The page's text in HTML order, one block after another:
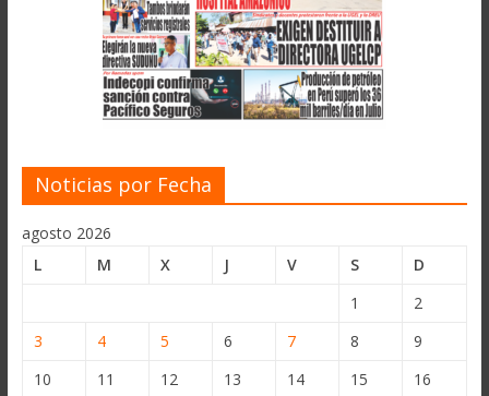
Noticias por Fecha
agosto 2026
L
M X J V S
D
1
2
3
4 5 6 7 8
9
10
11 12 13 14 15
16